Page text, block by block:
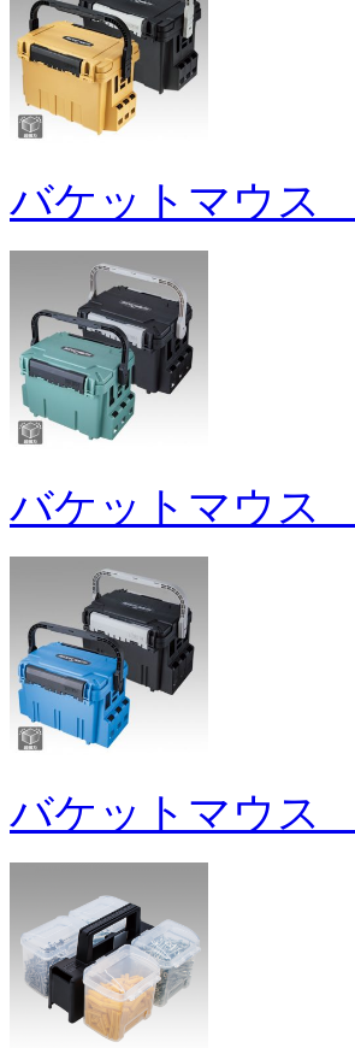
バケットマウス
バケットマウス
バケットマウス